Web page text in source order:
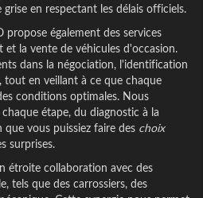
en respectant les délais officiels.
propose également des services
la vente de véhicules d'occasion.
dans la négociation, l'identification
tout en veillant à ce que chaque
conditions optimales. Nous
étape, du diagnostic à la
vous puissiez faire des choix
surprises.
étroite collaboration avec des
tels que des carrossiers, des